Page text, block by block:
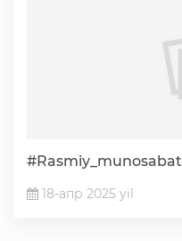
#Rasmiy_munosabat
18-апр 2025 yil